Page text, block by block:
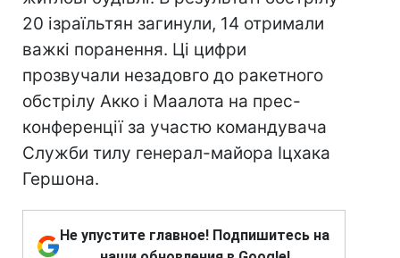
20 ізраїльтян загинули, 14 отримали
важкі поранення. Ці цифри
прозвучали незадовго до ракетного
обстрілу Акко і Маалота на прес-
конференції за участю командувача
Служби тилу генерал-майора Іцхака
Гершона.
Не упустите главное! Подпишитесь на